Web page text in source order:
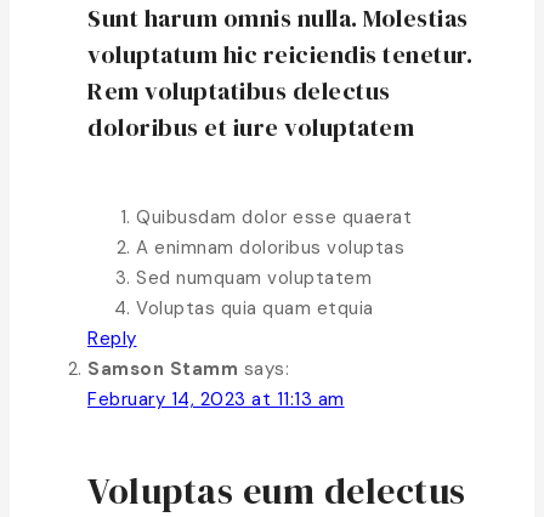
Sunt harum omnis nulla. Molestias
voluptatum hic reiciendis tenetur.
Rem voluptatibus delectus
doloribus et iure voluptatem
Quibusdam dolor esse quaerat
A enimnam doloribus voluptas
Sed numquam voluptatem
Voluptas quia quam etquia
Reply
Samson Stamm says:
February 14, 2023 at 11:13 am
Voluptas eum delectus